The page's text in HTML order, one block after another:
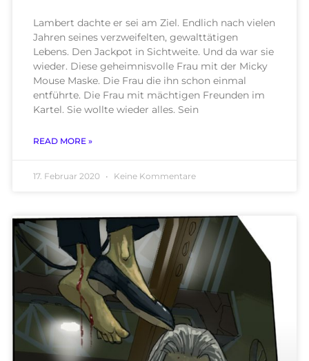
Lambert dachte er sei am Ziel. Endlich nach vielen
Jahren seines verzweifelten, gewalttätigen
Lebens. Den Jackpot in Sichtweite. Und da war sie
wieder. Diese geheimnisvolle Frau mit der Micky
Mouse Maske. Die Frau die ihn schon einmal
entführte. Die Frau mit mächtigen Freunden im
Kartel. Sie wollte wieder alles. Sein
READ MORE »
17. Februar 2020 Keine Kommentare